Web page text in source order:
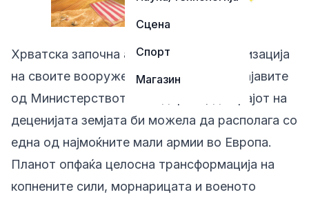
Сцена
Спорт
Магазин
Хрватска започна амбициозна модернизација
на своите вооружени сили, а според најавите
од Министерството за одбрана, до крајот на
деценијата земјата би можела да располага со
една од најмоќните мали армии во Европа.
Планот опфаќа целосна трансформација на
копнените сили, морнарицата и военото